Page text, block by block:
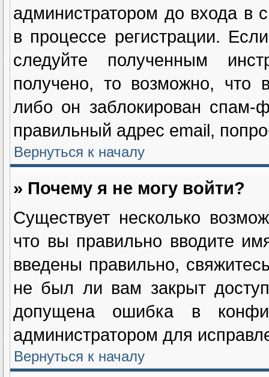
администратором до входа в
в процессе регистрации.
следуйте полученным
получено, то возможно, что
либо он заблокирован
правильный адрес email,
Вернуться к началу
» Почему я не могу войти?
Существует несколько
что вы правильно вводите
введены правильно,
не был ли вам закрыт
допущена ошибка в
администратором для
Вернуться к началу